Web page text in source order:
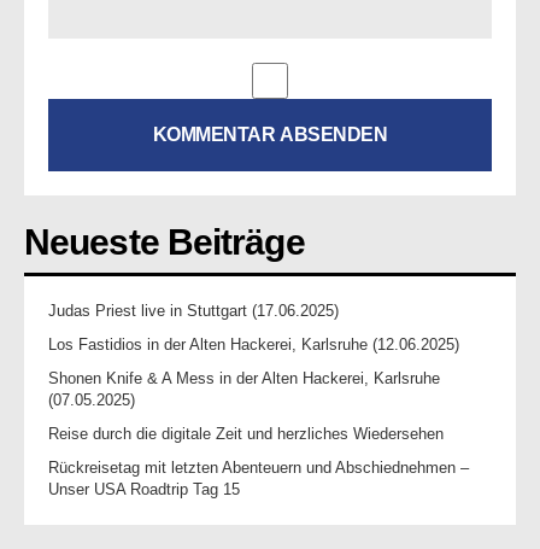
Neueste Beiträge
Judas Priest live in Stuttgart (17.06.2025)
Los Fastidios in der Alten Hackerei, Karlsruhe (12.06.2025)
Shonen Knife & A Mess in der Alten Hackerei, Karlsruhe
(07.05.2025)
Reise durch die digitale Zeit und herzliches Wiedersehen
Rückreisetag mit letzten Abenteuern und Abschiednehmen –
Unser USA Roadtrip Tag 15